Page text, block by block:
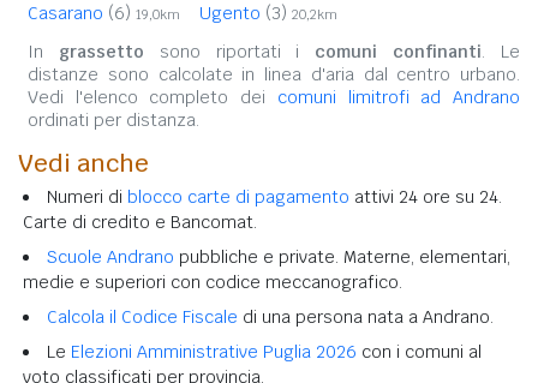
Casarano (6) 19,0km Ugento (3) 20,2km
In grassetto sono riportati i comuni confinanti. Le
distanze sono calcolate in linea d'aria dal centro urbano.
Vedi l'elenco completo dei comuni limitrofi ad Andrano
ordinati per distanza.
Vedi anche
Numeri di blocco carte di pagamento attivi 24 ore su 24.
Carte di credito e Bancomat.
Scuole Andrano pubbliche e private. Materne, elementari,
medie e superiori con codice meccanografico.
Calcola il Codice Fiscale di una persona nata a Andrano.
Le Elezioni Amministrative Puglia 2026 con i comuni al
voto classificati per provincia.